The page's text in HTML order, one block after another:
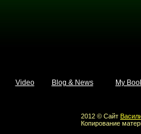
Video Blog & News My
2012 © Сайт
Копирование